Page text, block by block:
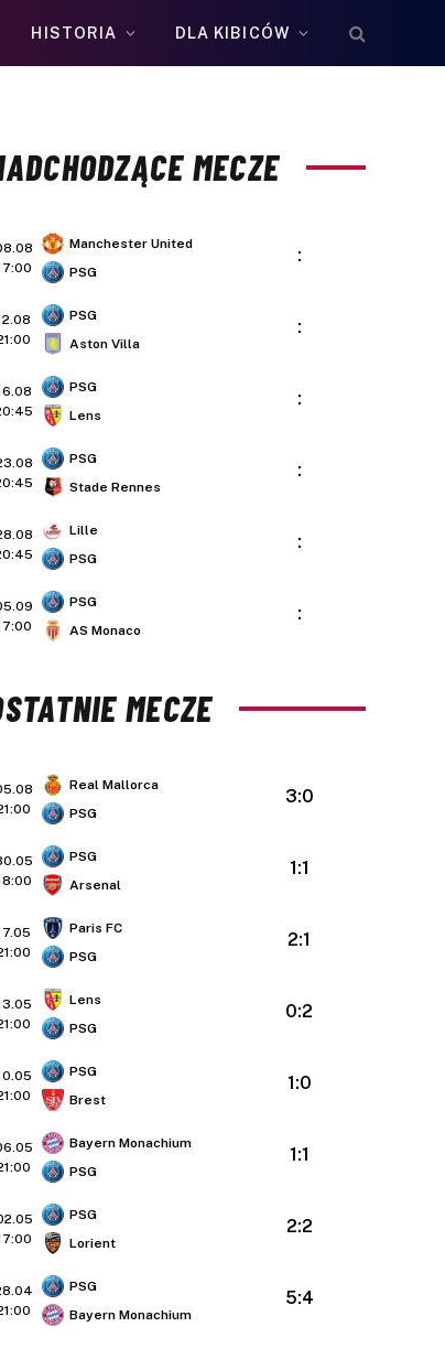
HISTORIA DLA KIBICÓW
MECZE
Manchester United
PSG
:
PSG
Aston Villa
:
PSG
Lens
:
PSG
Stade Rennes
:
Lille
PSG
:
PSG
AS Monaco
:
MECZE
Real Mallorca
PSG
3:0
PSG
Arsenal
1:1
Paris FC
PSG
2:1
Lens
PSG
0:2
PSG
Brest
1:0
Bayern Monachium
PSG
1:1
PSG
Lorient
2:2
PSG
Bayern Monachium
5:4